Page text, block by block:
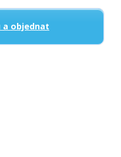
objednat